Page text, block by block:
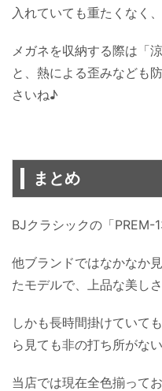
入れていても重たくなく
メガネを収納する際は「
と、熱による歪みなども
さいね♪
まとめ
BJクラシックの「PREM-
他ブランドではなかなか
たモデルで、上品な美し
しかも長時間掛けていて
ら見ても非の打ち所がな
当店では現在全色揃って